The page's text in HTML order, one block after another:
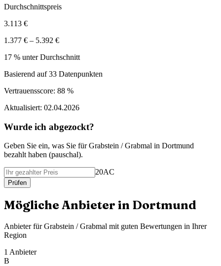
Durchschnittspreis
3.113 €
1.377 € – 5.392 €
17 % unter Durchschnitt
Basierend auf33 Datenpunkten
Vertrauensscore: 88 %
Aktualisiert: 02.04.2026
Wurde ich abgezockt?
Geben Sie ein, was Sie fürGrabstein / Grabmal in Dortmund
bezahlt haben (pauschal).
20AC
Prüfen
Mögliche Anbieter in Dortmund
Anbieter fürGrabstein / Grabmal mit guten Bewertungen in Ihrer
Region
1 Anbieter
B